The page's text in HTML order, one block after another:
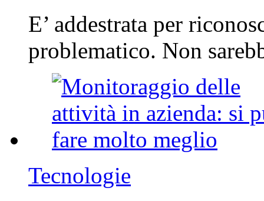
E’ addestrata per
problematico. Non
Tecnologie